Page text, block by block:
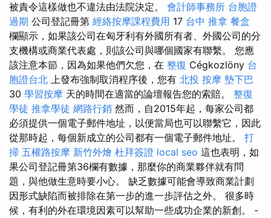
被責令這樣做也不違法由法院決定。 會計師事務所 台胞證
過期 公司登記冊第 經絡按摩課程費用 17 台中 推拿 餐盒
欄顯示，如果該公司在匈牙利有外國所有者、外國公司的分
支機構或商業代表處，則該公司與哪個國家有聯繫。 您應
該注意本節，因為如果他們欠您，在 整復 Cégkozlöny 台
胞證台北 上發布強制取消程序後，您有 北投 按摩 墊下巴
30 學習按摩 天的時間在適當的論壇報告您的索賠。 整復
學徒 推拿學徒 網路行銷 然而，自2015年起，每家公司都
必須提供一個電子郵件地址，以便當局也可以聯繫它，因此
從那時起，每個新成立的公司都有一個電子郵件地址。 打
掃 五權路按摩 新竹外燴 杜拜簽證 local seo 這也表明，如
果公司登記冊第36欄有數據，那麼你的商業夥伴就有問
題，與他做生意時要小心。 缺乏數據可能會導致商業計劃
因形式缺陷而被排除在第一步的進一步評估之外。 很多時
候，有利的外在環境因素可以幫助一些成功企業的新創。 -